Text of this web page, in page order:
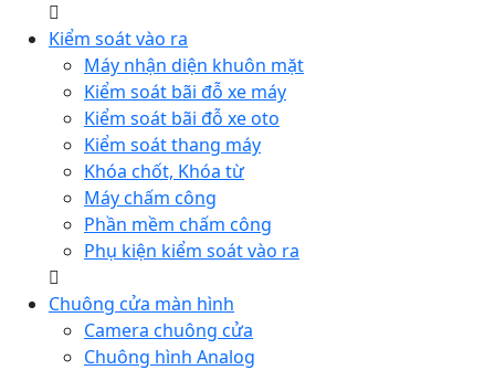
Kiểm soát vào ra
Máy nhận diện khuôn mặt
Kiểm soát bãi đỗ xe máy
Kiểm soát bãi đỗ xe oto
Kiểm soát thang máy
Khóa chốt, Khóa từ
Máy chấm công
Phần mềm chấm công
Phụ kiện kiểm soát vào ra
Chuông cửa màn hình
Camera chuông cửa
Chuông hình Analog